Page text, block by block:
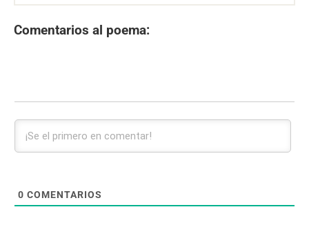
Comentarios al poema:
0 COMENTARIOS